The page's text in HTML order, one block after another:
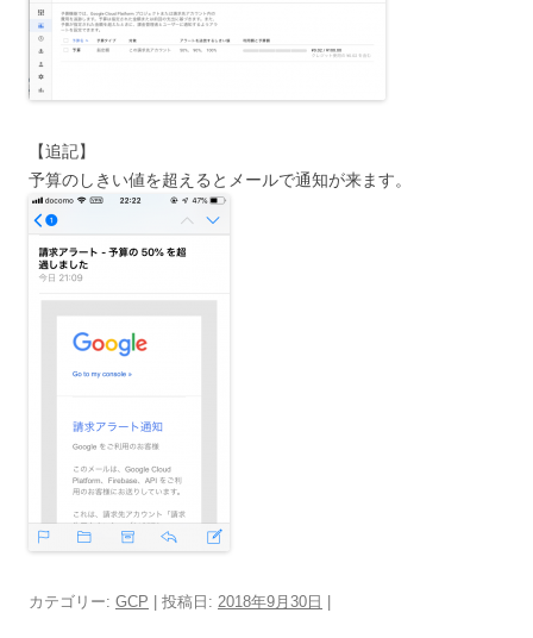
【追記】
予算のしきい値を超えるとメールで通知が来ます。
カテゴリー: GCP | 投稿日: 2018年9月30日 |